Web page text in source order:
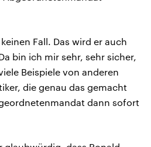
Fall. Das wird er auch
bin ich mir sehr, sehr sicher,
Beispiele von anderen
die genau das gemacht
dann sofort